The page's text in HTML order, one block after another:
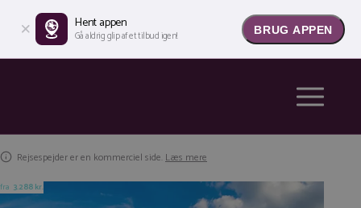
Rejsespejder er en kommerciel side. Læs mere
fra 3.288 kr.
Hent appen
Gå aldrig glip af et tilbud igen! BRUG APPEN